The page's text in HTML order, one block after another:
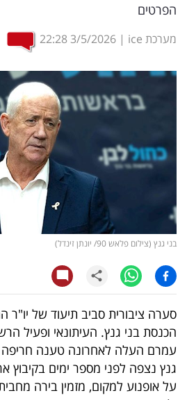
משפט
מדדים
ומחקרים
דעות
עסקית
ויראלי
טלוויזיה
עסקי
ספורט
קריירה
ולימודים
מינויים
הפרטים
מערכת ice |
3/5/2026
22:28
בני גנץ (צילום פלאש 90/ יונתן זינדל)
סערה ציבורית סביב תיעוד של
הכנסת בני גנץ. העיתונאי ופעיל
עמרם העלה לאחרונה טענה חריפה
גנץ נצפה לפני מספר ימים בקיבוץ
על אופנוע למקום, מזמין בירה